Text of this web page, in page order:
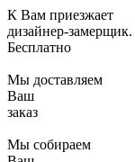
К Вам приезжает
дизайнер-замерщик.
Бесплатно
Мы доставляем
Ваш
заказ
Мы собираем